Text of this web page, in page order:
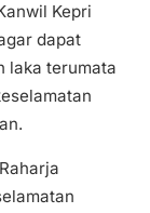
Kepri
dapat
laka terumata